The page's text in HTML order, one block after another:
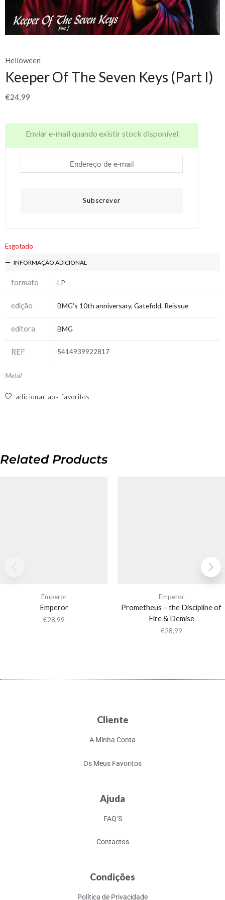
Helloween
Keeper Of The Seven Keys (Part I)
€24,99
Enviar e-mail quando existir stock disponível
Subscrever
Esgotado
INFORMAÇÃO ADICIONAL
formato LP
edição BMG's 10th anniversary, Gatefold, Reissue
editora BMG
REF 5414939922817
Metal
adicionar aos favoritos
Related Products
Emperor
Emperor
€28,99
Emperor
Prometheus – the Discipline of
Fire & Demise
€28,99
Cliente
A Minha Conta
Os Meus Favoritos
Ajuda
FAQ’S
Contactos
Condições
Política de Privacidade